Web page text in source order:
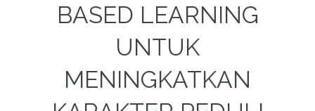
BASED LEARNING
UNTUK
MENINGKATKAN